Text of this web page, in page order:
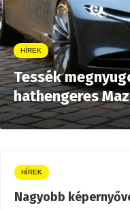
HÍREK
Tessék
hathengeres
HÍREK
Nagyobb